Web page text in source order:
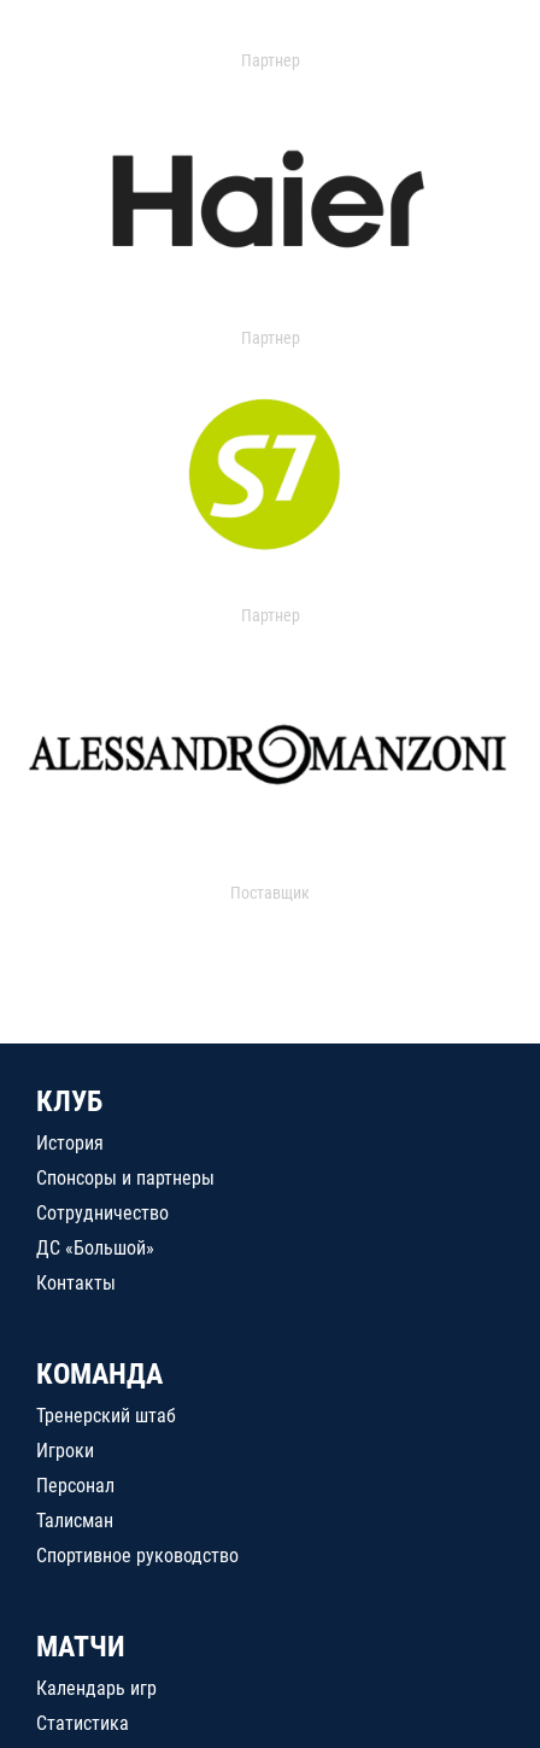
Партнер
Партнер
Партнер
Поставщик
КЛУБ
История
Спонсоры и партнеры
Сотрудничество
ДС «Большой»
Контакты
КОМАНДА
Тренерский штаб
Игроки
Персонал
Талисман
Спортивное руководство
МАТЧИ
Календарь игр
Статистика